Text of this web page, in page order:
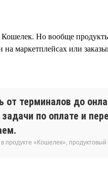
Но вообще
на маркетплейсах или
терминалов до
по оплате и
продукте «Кошелек», продуктовый